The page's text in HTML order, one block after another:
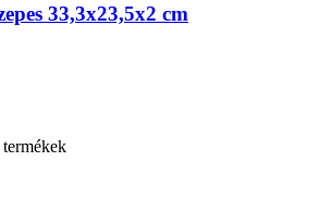
33,3x23,5x2 cm